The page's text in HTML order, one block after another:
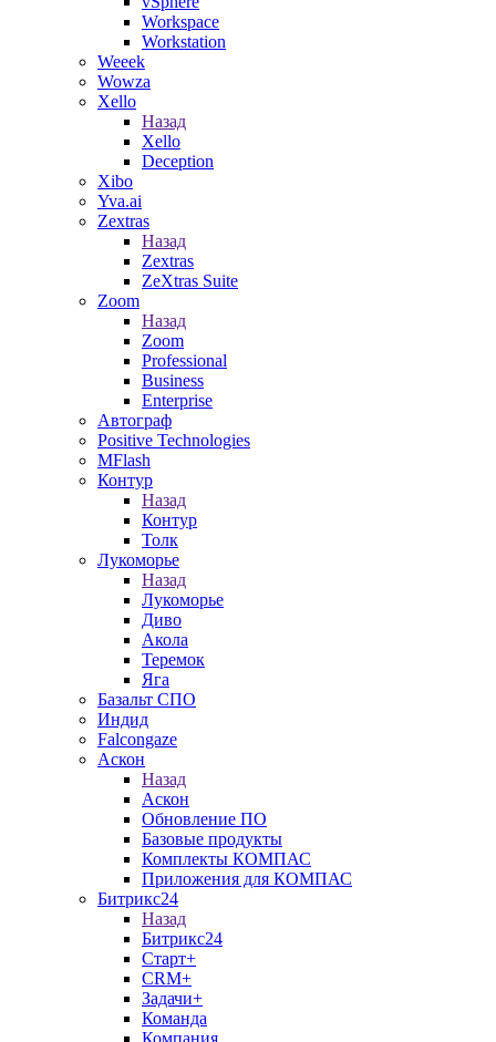
Workspace
Workstation
Weeek
Wowza
Xello
Назад
Xello
Deception
Xibo
Yva.ai
Zextras
Назад
Zextras
ZeXtras Suite
Zoom
Назад
Zoom
Professional
Business
Enterprise
Автограф
Positive Technologies
MFlash
Контур
Назад
Контур
Толк
Лукоморье
Назад
Лукоморье
Диво
Акола
Теремок
Яга
Базальт СПО
Индид
Falcongaze
Аскон
Назад
Аскон
Обновление ПО
Базовые продукты
Комплекты КОМПАС
Приложения для КОМПАС
Битрикс24
Назад
Битрикс24
Старт+
CRM+
Задачи+
Команда
Компания